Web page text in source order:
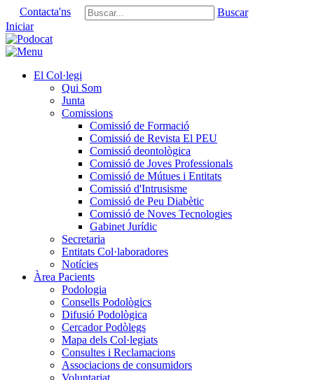
Contacta'ns
Buscar
Iniciar
El Col·legi
Qui Som
Junta
Comissions
Comissió de Formació
Comissió de Revista El PEU
Comissió deontològica
Comissió de Joves Professionals
Comissió de Mútues i Entitats
Comissió d'Intrusisme
Comissió de Peu Diabètic
Comissió de Noves Tecnologies
Gabinet Jurídic
Secretaria
Entitats Col·laboradores
Notícies
Àrea Pacients
Podologia
Consells Podològics
Difusió Podològica
Cercador Podòlegs
Mapa dels Col·legiats
Consultes i Reclamacions
Associacions de consumidors
Voluntariat